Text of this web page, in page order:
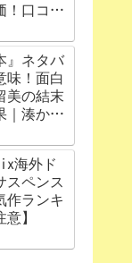
！口コミ
』ネタバ
味！面白
美の結末
｜湊かな
海外ド
スペンス
作ランキ
】